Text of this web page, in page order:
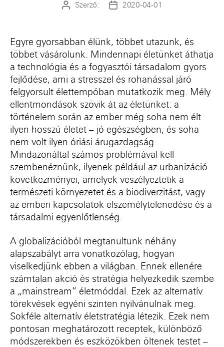
Bejegyzés
Szerző:
Bejegyzés
2020-04-01
Egyre gyorsabban élünk, többet utazunk, és
többet vásárolunk. Mindennapi életünket áthatja
a technológia és a fogyasztói társadalom gyors
fejlődése, ami a stresszel és rohanással járó
felgyorsult élettempóban mutatkozik meg. Mély
ellentmondások szövik át az életünket: a
történelem során az ember még soha nem élt
ilyen hosszú életet – jó egészségben, és soha
nem volt ilyen óriási árugazdagság.
Mindazonáltal számos problémával kell
szembenéznünk, ilyenek például az urbanizáció
következményei, amelyek veszélyeztetik a
természeti környezetet és a biodiverzitást, vagy
az emberi kapcsolatok elszemélytelenedése és a
társadalmi egyenlőtlenség.
A globalizációból megtanultunk néhány
alapszabályt arra vonatkozólag, hogyan
viselkedjünk ebben a világban. Ennek ellenére
számtalan akció és stratégia helyezkedik szembe
a „mainstream” életmóddal. Ezek az alternatív
törekvések egyéni szinten nyilvánulnak meg.
Sokféle alternatív életstratégia létezik. Ezek nem
pontosan meghatározott receptek, különböző
módszerekben és eszközökben öltenek testet –